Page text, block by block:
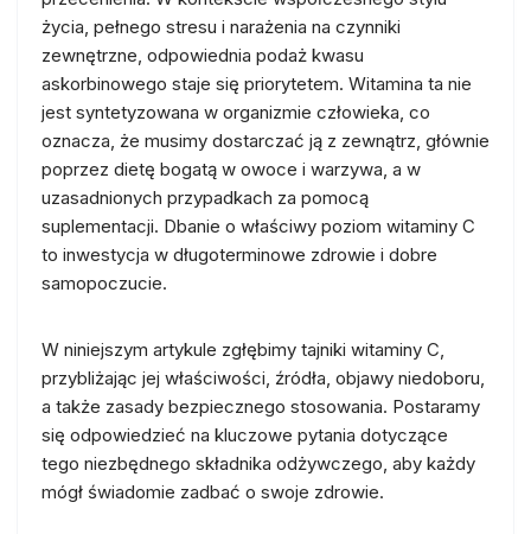
życia, pełnego stresu i narażenia na czynniki
zewnętrzne, odpowiednia podaż kwasu
askorbinowego staje się priorytetem. Witamina ta nie
jest syntetyzowana w organizmie człowieka, co
oznacza, że musimy dostarczać ją z zewnątrz, głównie
poprzez dietę bogatą w owoce i warzywa, a w
uzasadnionych przypadkach za pomocą
suplementacji. Dbanie o właściwy poziom witaminy C
to inwestycja w długoterminowe zdrowie i dobre
samopoczucie.
W niniejszym artykule zgłębimy tajniki witaminy C,
przybliżając jej właściwości, źródła, objawy niedoboru,
a także zasady bezpiecznego stosowania. Postaramy
się odpowiedzieć na kluczowe pytania dotyczące
tego niezbędnego składnika odżywczego, aby każdy
mógł świadomie zadbać o swoje zdrowie.